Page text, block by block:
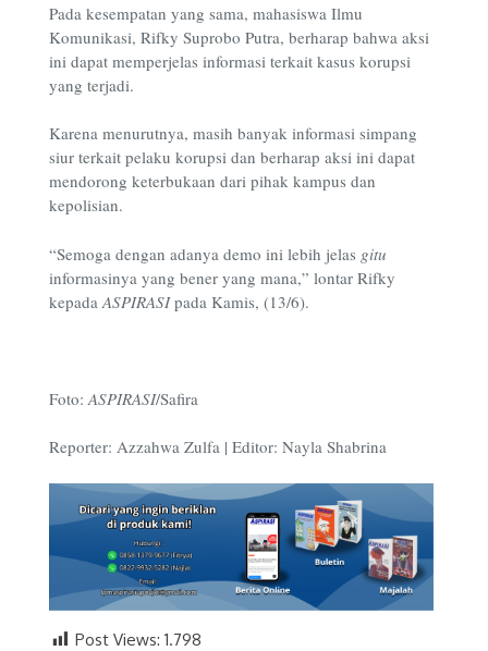
Pada kesempatan yang sama, mahasiswa Ilmu
Komunikasi, Rifky Suprobo Putra, berharap bahwa aksi
ini dapat memperjelas informasi terkait kasus korupsi
yang terjadi.
Karena menurutnya, masih banyak informasi simpang
siur terkait pelaku korupsi dan berharap aksi ini dapat
mendorong keterbukaan dari pihak kampus dan
kepolisian.
“Semoga dengan adanya demo ini lebih jelas gitu
informasinya yang bener yang mana,” lontar Rifky
kepada ASPIRASIpada Kamis, (13/6).
Foto: ASPIRASI/Safira
Reporter: Azzahwa Zulfa | Editor: Nayla Shabrina
Post Views: 1.798